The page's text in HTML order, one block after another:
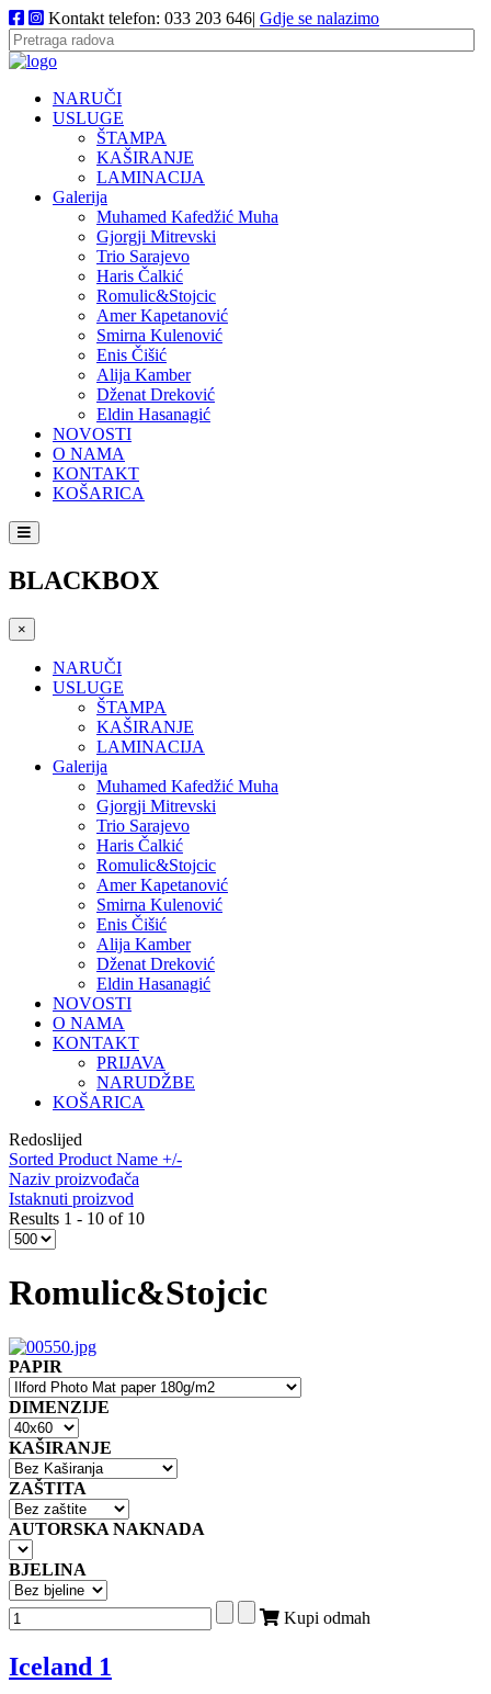
Kontakt telefon: 033 203 646| Gdje se nalazimo
NARUČI
USLUGE
ŠTAMPA
KAŠIRANJE
LAMINACIJA
Galerija
Muhamed Kafedžić Muha
Gjorgji Mitrevski
Trio Sarajevo
Haris Čalkić
Romulic&Stojcic
Amer Kapetanović
Smirna Kulenović
Enis Čišić
Alija Kamber
Dženat Dreković
Eldin Hasanagić
NOVOSTI
O NAMA
KONTAKT
KOŠARICA
BLACKBOX
×
NARUČI
USLUGE
ŠTAMPA
KAŠIRANJE
LAMINACIJA
Galerija
Muhamed Kafedžić Muha
Gjorgji Mitrevski
Trio Sarajevo
Haris Čalkić
Romulic&Stojcic
Amer Kapetanović
Smirna Kulenović
Enis Čišić
Alija Kamber
Dženat Dreković
Eldin Hasanagić
NOVOSTI
O NAMA
KONTAKT
PRIJAVA
NARUDŽBE
KOŠARICA
Redoslijed
Sorted Product Name +/-
Naziv proizvođača
Istaknuti proizvod
Results 1 - 10 of 10
Romulic&Stojcic
PAPIR
DIMENZIJE
KAŠIRANJE
ZAŠTITA
AUTORSKA NAKNADA
BJELINA
Kupi odmah
Iceland 1